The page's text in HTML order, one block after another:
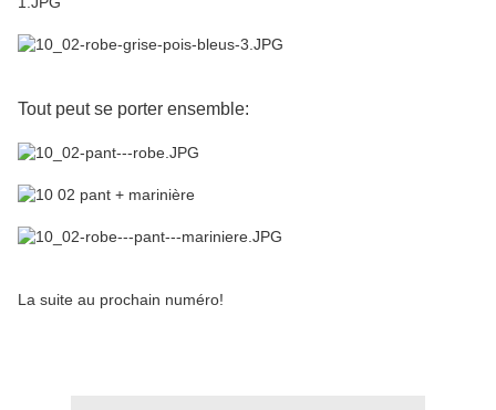
Tout peut se porter ensemble:
La suite au prochain numéro!